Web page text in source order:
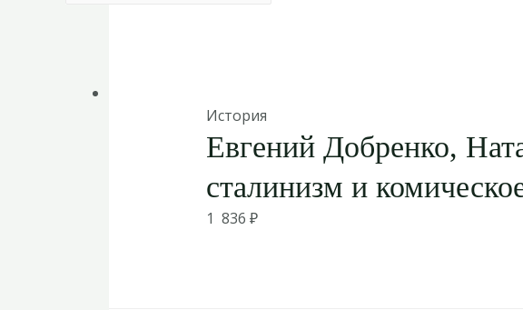
История
Евгений Добренко,
сталинизм и
1 836 ₽